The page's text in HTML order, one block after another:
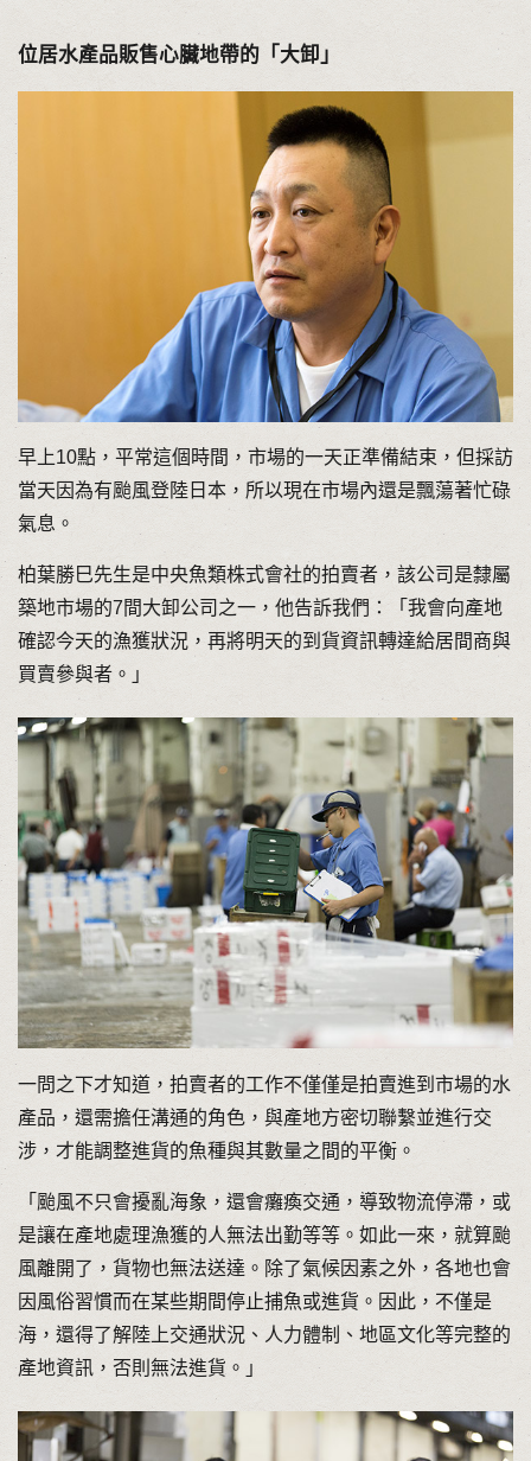
位居水產品販售心臟地帶的「大卸」
早上10點，平常這個時間，市場的一天正準備結束，但採訪
當天因為有颱風登陸日本，所以現在市場內還是飄蕩著忙碌
氣息。
柏葉勝巳先生是中央魚類株式會社的拍賣者，該公司是隸屬
築地市場的7間大卸公司之一，他告訴我們：「我會向產地
確認今天的漁獲狀況，再將明天的到貨資訊轉達給居間商與
買賣參與者。」
一問之下才知道，拍賣者的工作不僅僅是拍賣進到市場的水
產品，還需擔任溝通的角色，與產地方密切聯繫並進行交
涉，才能調整進貨的魚種與其數量之間的平衡。
「颱風不只會擾亂海象，還會癱瘓交通，導致物流停滯，或
是讓在產地處理漁獲的人無法出勤等等。如此一來，就算颱
風離開了，貨物也無法送達。除了氣候因素之外，各地也會
因風俗習慣而在某些期間停止捕魚或進貨。因此，不僅是
海，還得了解陸上交通狀況、人力體制、地區文化等完整的
產地資訊，否則無法進貨。」